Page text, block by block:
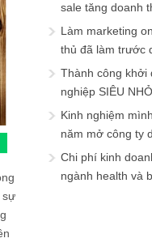
sự
sale tăng doanh
Làm marketing
thủ đã làm trước
Thành công khởi
nghiệp SIÊU NHỎ
Kinh nghiệm
năm mở công ty
Chi phí kinh
ngành health và